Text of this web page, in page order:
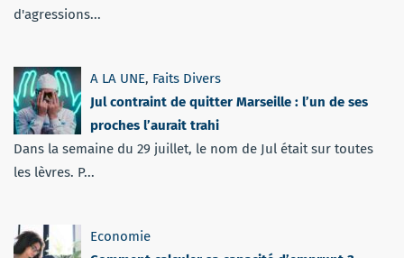
d'agressions...
A LA UNE, Faits Divers
Jul contraint de quitter Marseille : l’un de ses
proches l’aurait trahi
Dans la semaine du 29 juillet, le nom de Jul était sur toutes
les lèvres. P...
Economie